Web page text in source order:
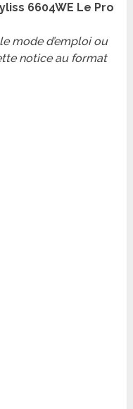
6604WE Le Pro
mode d’emploi ou
notice au format